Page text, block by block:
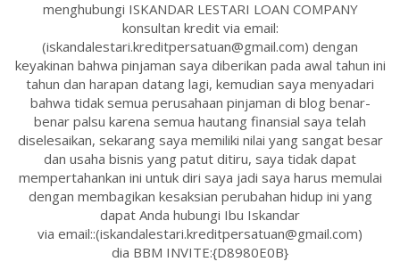
menghubungi ISKANDAR LESTARI LOAN COMPANY
konsultan kredit via email:
(iskandalestari.kreditpersatuan@gmail.com) dengan
keyakinan bahwa pinjaman saya diberikan pada awal tahun ini
tahun dan harapan datang lagi, kemudian saya menyadari
bahwa tidak semua perusahaan pinjaman di blog benar-
benar palsu karena semua hautang finansial saya telah
diselesaikan, sekarang saya memiliki nilai yang sangat besar
dan usaha bisnis yang patut ditiru, saya tidak dapat
mempertahankan ini untuk diri saya jadi saya harus memulai
dengan membagikan kesaksian perubahan hidup ini yang
dapat Anda hubungi Ibu Iskandar
via email::(iskandalestari.kreditpersatuan@gmail.com)
dia BBM INVITE:{D8980E0B}